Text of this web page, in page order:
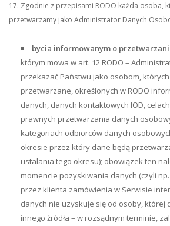
17. Zgodnie z przepisami RODO każda osoba,
przetwarzamy jako Administrator Danych
bycia informowanym o
którym mowa w art. 12 RODO –
przekazać Państwu jako osobom,
przetwarzane, określonych w RODO
danych, danych kontaktowych IOD,
prawnych przetwarzania danych
kategoriach odbiorców danych
okresie przez który dane będą
ustalania tego okresu); obowiązek ten
momencie pozyskiwania danych (czyli
przez klienta zamówienia w Serwisie
danych nie uzyskuje się od osoby, której
innego źródła – w rozsądnym terminie,